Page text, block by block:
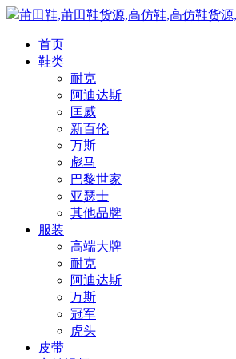
莆田鞋,莆田鞋货源,高仿鞋,高仿鞋货
首页
鞋类
耐克
阿迪达斯
匡威
新百伦
万斯
彪马
巴黎世家
亚瑟士
其他品牌
服装
高端大牌
耐克
阿迪达斯
万斯
冠军
虎头
皮带